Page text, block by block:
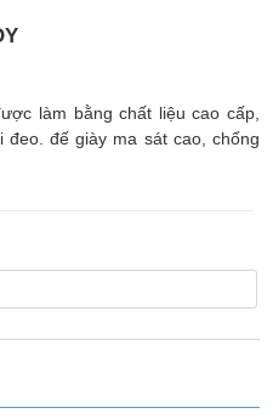
làm bằng chất liệu cao cấp,
đế giày ma sát cao, chống